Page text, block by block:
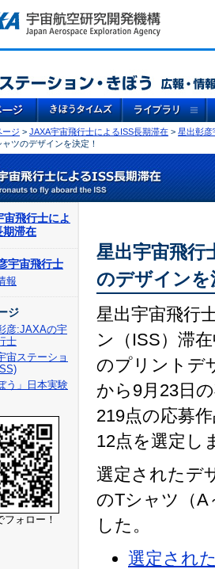
ージ > JAXA宇宙飛行士によるISS長期滞在 > 星出彰彦
ツのデザインを決定！
飛行士によ
期滞在
宇宙飛行士
報
ジ
彦:JAXAの宇
士
宙ステーショ
う」日本実験
フォロー！
星出宇宙飛行
のデザインを
星出宇宙飛行
ン（ISS）滞
のプリントデ
から9月23日
219点の応募
12点を選定し
選定されたデ
のTシャツ（A
した。
選定され